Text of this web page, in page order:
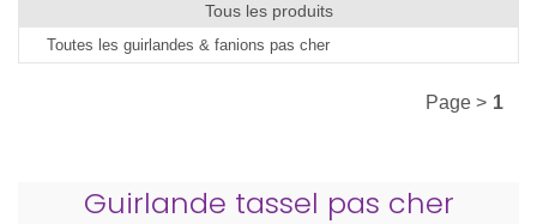
Tous les produits
Toutes les guirlandes & fanions pas cher
Page > 1
Guirlande tassel pas cher